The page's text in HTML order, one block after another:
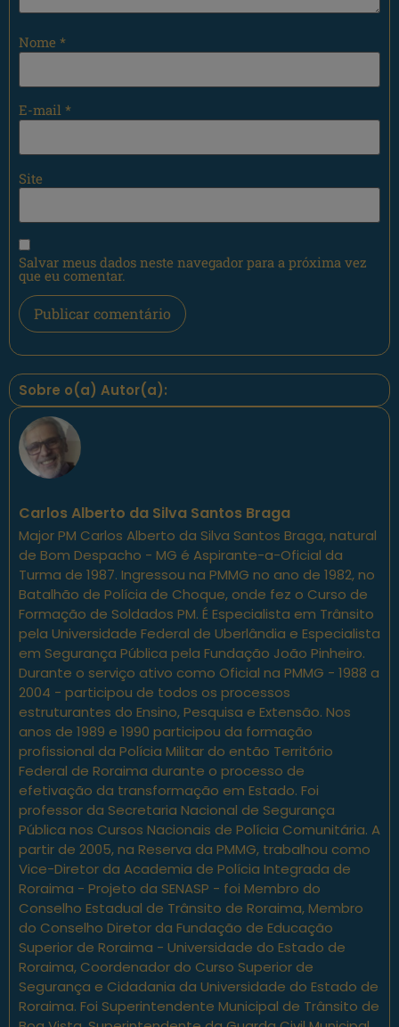
Nome *
E-mail *
Site
Salvar meus dados neste navegador para a próxima vez
que eu comentar.
Sobre o(a) Autor(a):
Carlos Alberto da Silva Santos Braga
Major PM Carlos Alberto da Silva Santos Braga, natural
de Bom Despacho - MG é Aspirante-a-Oficial da
Turma de 1987. Ingressou na PMMG no ano de 1982, no
Batalhão de Polícia de Choque, onde fez o Curso de
Formação de Soldados PM. É Especialista em Trânsito
pela Universidade Federal de Uberlândia e Especialista
em Segurança Pública pela Fundação João Pinheiro.
Durante o serviço ativo como Oficial na PMMG - 1988 a
2004 - participou de todos os processos
estruturantes do Ensino, Pesquisa e Extensão. Nos
anos de 1989 e 1990 participou da formação
profissional da Polícia Militar do então Território
Federal de Roraima durante o processo de
efetivação da transformação em Estado. Foi
professor da Secretaria Nacional de Segurança
Pública nos Cursos Nacionais de Polícia Comunitária. A
partir de 2005, na Reserva da PMMG, trabalhou como
Vice-Diretor da Academia de Polícia Integrada de
Roraima - Projeto da SENASP - foi Membro do
Conselho Estadual de Trânsito de Roraima, Membro
do Conselho Diretor da Fundação de Educação
Superior de Roraima - Universidade do Estado de
Roraima, Coordenador do Curso Superior de
Segurança e Cidadania da Universidade do Estado de
Roraima. Foi Superintendente Municipal de Trânsito de